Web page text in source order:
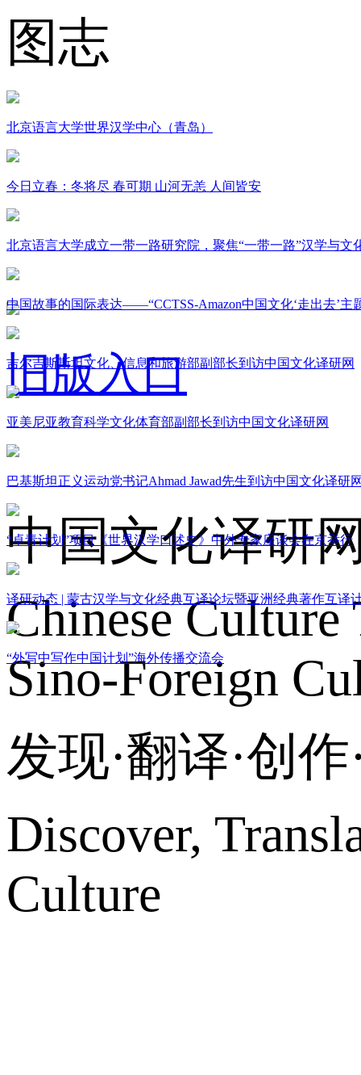
图志
北京语言大学世界汉学中心（青岛）
今日立春：冬将尽 春可期 山河无恙 人间皆安
北京语言大学成立一带一路研究院，聚焦“一带一路”汉学与文
中国故事的国际表达——“CCTSS-Amazon中国文化‘走出去’主
吉尔吉斯斯坦文化、信息和旅游部副部长到访中国文化译研网
亚美尼亚教育科学文化体育部副部长到访中国文化译研网
巴基斯坦正义运动党书记Ahmad Jawad先生到访中国文化译研
“卓青计划”项目《世界汉学口述史》中外专家座谈会在京举行
译研动态 | 蒙古汉学与文化经典互译论坛暨亚洲经典著作互译
“外写中写作中国计划”海外传播交流会
旧版入口
关于我们
中国文化译研
Chinese
Sino-Foreign
发现·翻译·创
Discover,
Culture